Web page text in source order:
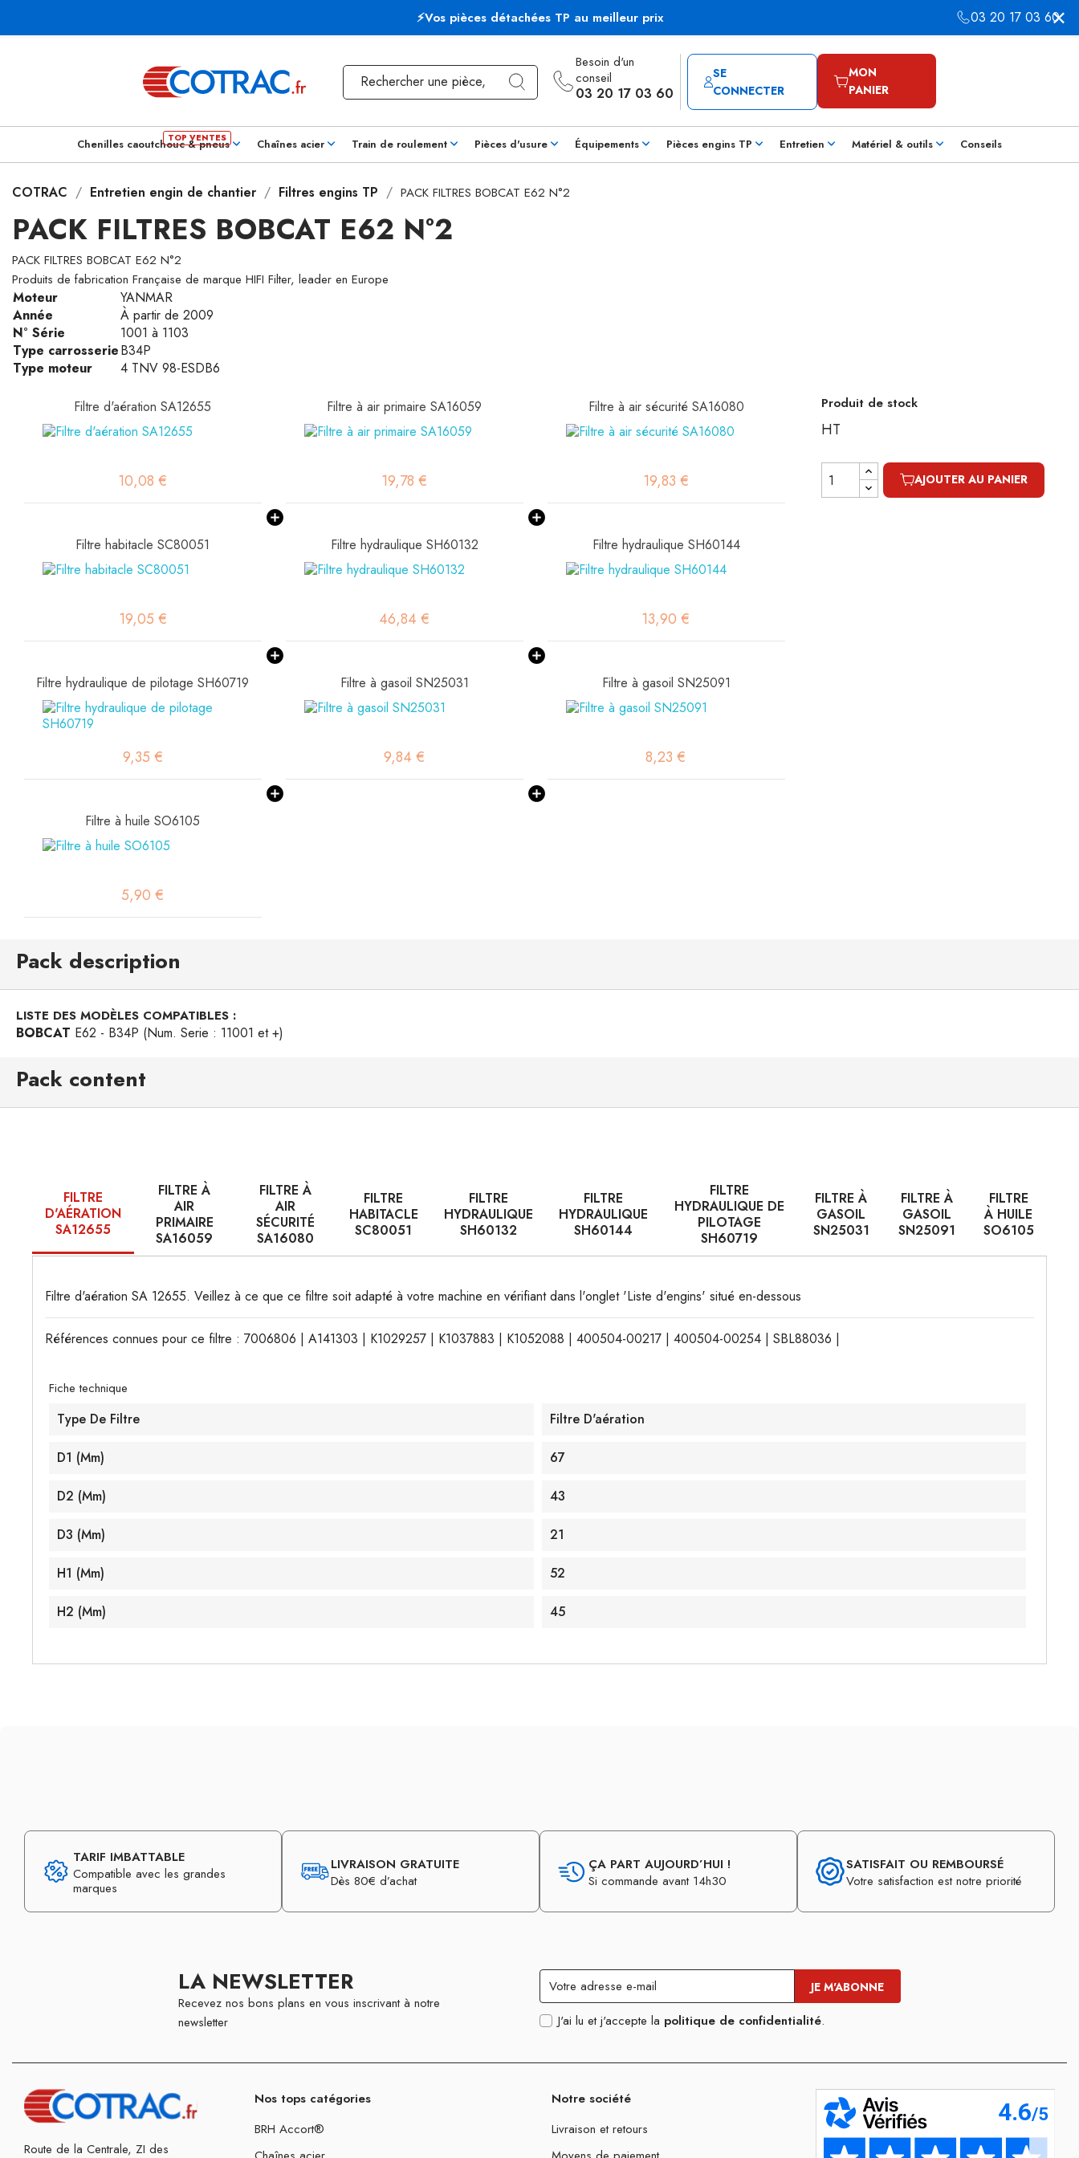
⚡Vos pièces détachées TP au meilleur prix 03 20 17 03 60
Besoin d'un
conseil
03 20 17 03 60
SE
CONNECTER
MON
PANIER
Chenilles caoutchouc & pneus Chaînes acier Train de roulement Pièces d'usure Équipements Pièces engins TP Entretien Matériel & outils Conseils
COTRAC Entretien engin de chantier Filtres engins TP PACK FILTRES BOBCAT E62 N°2
PACK FILTRES BOBCAT E62 N°2
PACK FILTRES BOBCAT E62 N°2
Produits de fabrication Française de marque HIFI Filter, leader en Europe
Moteur
YANMAR
Année
À partir de 2009
N° Série
1001 à 1103
Type carrosserieB34P
Type moteur
4 TNV 98-ESDB6
Filtre d'aération SA12655
10,08 €
Filtre à air primaire SA16059
19,78 €
Filtre à air sécurité SA16080
19,83 €
Filtre habitacle SC80051
19,05 €
Filtre hydraulique SH60132
46,84 €
Filtre hydraulique SH60144
13,90 €
Filtre hydraulique de pilotage SH60719
9,35 €
Filtre à gasoil SN25031
9,84 €
Filtre à gasoil SN25091
8,23 €
Filtre à huile SO6105
5,90 €
Produit de stock
HT
AJOUTER AU PANIER
Pack description
LISTE DES MODÈLES COMPATIBLES :
BOBCAT E62 - B34P (Num. Serie : 11001 et +)
Pack content
FILTRE
D'AÉRATION
SA12655
FILTRE À
AIR
PRIMAIRE
SA16059
FILTRE À
AIR
SÉCURITÉ
SA16080
FILTRE
HABITACLE
SC80051
FILTRE
HYDRAULIQUE
SH60132
FILTRE
HYDRAULIQUE
SH60144
FILTRE
HYDRAULIQUE DE
PILOTAGE
SH60719
FILTRE À
GASOIL
SN25031
FILTRE À
GASOIL
SN25091
FILTRE
À HUILE
SO6105
Filtre d'aération SA 12655. Veillez à ce que ce filtre soit adapté à votre machine en vérifiant dans l'onglet 'Liste d'engins' situé en-dessous
Références connues pour ce filtre : 7006806 | A141303 | K1029257 | K1037883 | K1052088 | 400504-00217 | 400504-00254 | SBL88036 |
Fiche technique
Type De Filtre Filtre D'aération
D1 (mm) 67
D2 (mm) 43
D3 (mm) 21
H1 (mm) 52
H2 (mm) 45
TARIF IMBATTABLE
Compatible avec les grandes
marques
LIVRAISON GRATUITE
Dès 80€ d’achat
ÇA PART AUJOURD’HUI !
Si commande avant 14h30
SATISFAIT OU REMBOURSÉ
Votre satisfaction est notre priorité
LA NEWSLETTER
Recevez nos bons plans en vous inscrivant à notre
newsletter
J'ai lu et j'accepte la politique de confidentialité.
Route de la Centrale, ZI des
Nos tops catégories
BRH Accort®
Notre société
Livraison et retours